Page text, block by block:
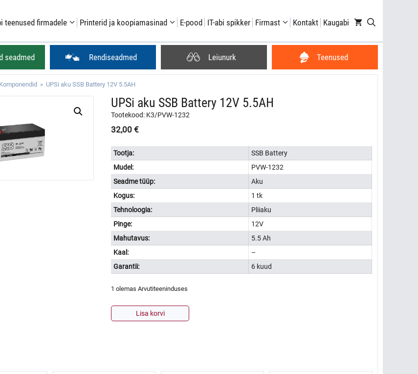
teenused firmadele Printerid ja koopiamasinad E-pood IT-abi spikker Firmast Kontakt Kaugabi
seadmed Rendiseadmed Leiunurk Teenused
Komponendid » UPSi aku SSB Battery 12V 5.5AH
UPSi aku SSB Battery 12V 5.5AH
Tootekood: K3/PVW-1232
32,00€
Tootja:
SSB Battery
Mudel:
PVW-1232
Seadme tüüp:
Aku
Kogus:
1 tk
Tehnoloogia:
Pliiaku
Pinge:
12V
Mahutavus:
5.5 Ah
Kaal:
–
Garantii:
6 kuud
1 olemas Arvutiteeninduses
UPSi
kogus
Lisa korvi
5.5AH
kogus